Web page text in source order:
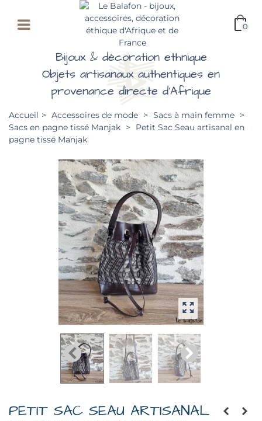
0
Bijoux & décoration ethnique
Objets artisanaux authentiques en
provenance directe d'Afrique
Accueil > Accessoires de mode > Sacs à main femme >
Sacs en pagne tissé Manjak >
Petit Sac Seau artisanal en
pagne tissé Manjak
PETIT SAC SEAU ARTISANAL